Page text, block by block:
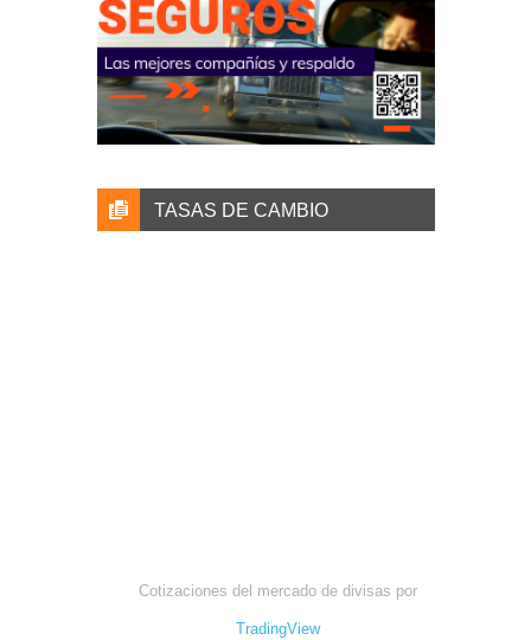
TASAS DE CAMBIO
Cotizaciones del mercado de divisas por
TradingView